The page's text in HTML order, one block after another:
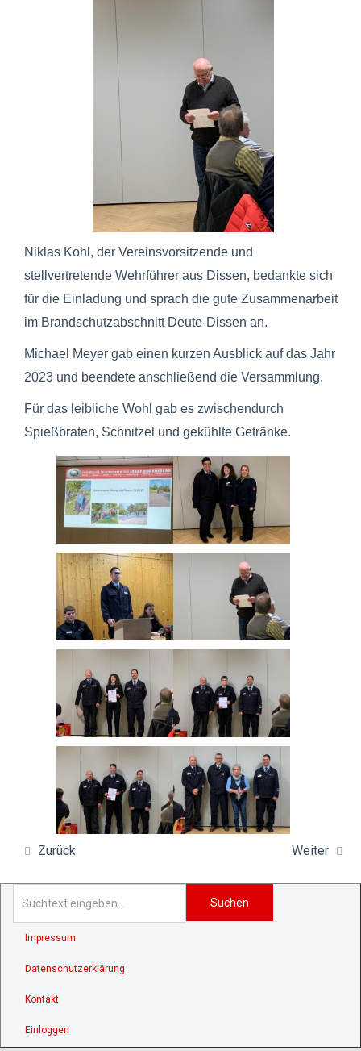
Niklas Kohl, der Vereinsvorsitzende und
stellvertretende Wehrführer aus Dissen, bedankte sich
für die Einladung und sprach die gute Zusammenarbeit
im Brandschutzabschnitt Deute-Dissen an.
Michael Meyer gab einen kurzen Ausblick auf das Jahr
2023 und beendete anschließend die Versammlung.
Für das leibliche Wohl gab es zwischendurch
Spießbraten, Schnitzel und gekühlte Getränke.
Zurück Weiter
Suchen
Impressum
Datenschutzerklärung
Kontakt
Einloggen